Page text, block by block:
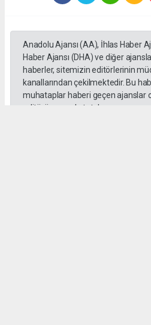
Anadolu Ajansı (AA), İhlas Haber
Haber Ajansı (DHA) ve diğer
haberler, sitemizin editörlerinin
kanallarından çekilmektedir. Bu
muhataplar haberi geçen ajanslar
editörü sorumlu tutulamaz...